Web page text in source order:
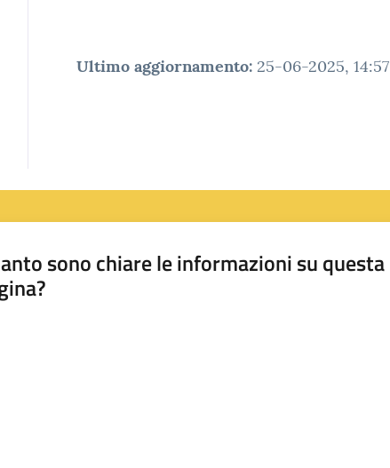
Ultimo aggiornamento: 25-06-2025, 14:57
sono chiare le informazioni su questa